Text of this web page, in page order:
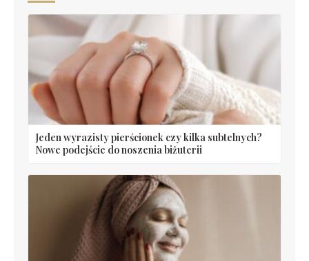
Jeden wyrazisty pierścionek czy kilka subtelnych?
Nowe podejście do noszenia biżuterii